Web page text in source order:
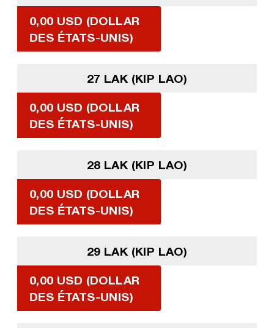
0,00 USD (DOLLAR
DES ÉTATS-UNIS)
27 LAK (KIP LAO)
0,00 USD (DOLLAR
DES ÉTATS-UNIS)
28 LAK (KIP LAO)
0,00 USD (DOLLAR
DES ÉTATS-UNIS)
29 LAK (KIP LAO)
0,00 USD (DOLLAR
DES ÉTATS-UNIS)